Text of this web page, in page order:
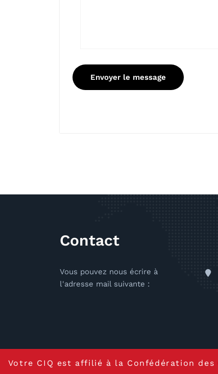
Contact
Vous pouvez nous écrire à
l'adresse mail suivante :
Votre CIQ est affilié à la Confédération